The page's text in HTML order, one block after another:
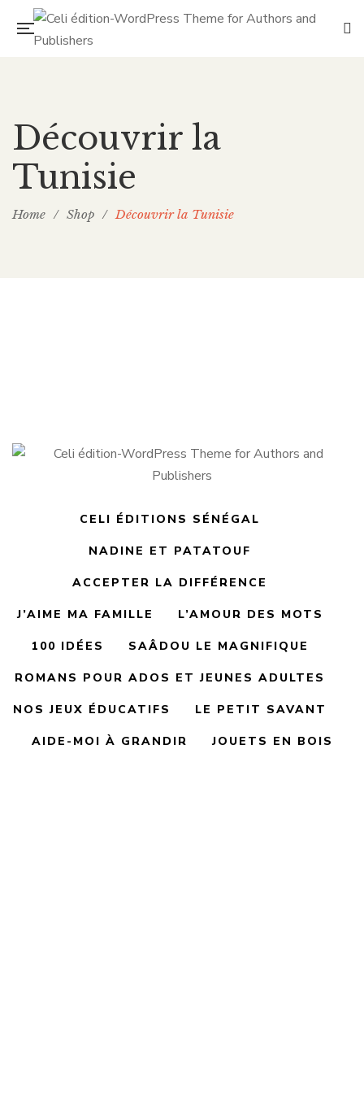
Découvrir la
Tunisie
Home / Shop / Découvrir la Tunisie
CELI ÉDITIONS SÉNÉGAL
NADINE ET PATATOUF
ACCEPTER LA DIFFÉRENCE
J’AIME MA FAMILLE L’AMOUR DES MOTS
100 IDÉES SAÂDOU LE MAGNIFIQUE
ROMANS POUR ADOS ET JEUNES ADULTES
NOS JEUX ÉDUCATIFS LE PETIT SAVANT
AIDE-MOI À GRANDIR JOUETS EN BOIS